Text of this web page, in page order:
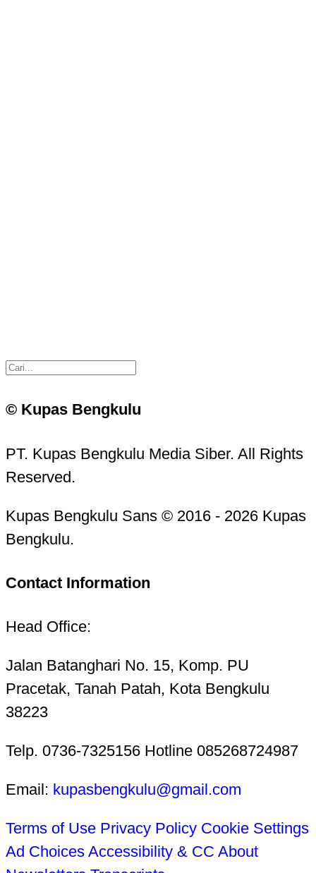
© Kupas Bengkulu
PT. Kupas Bengkulu Media Siber. All Rights
Reserved.
Kupas Bengkulu Sans © 2016 - 2026 Kupas
Bengkulu.
Contact Information
Head Office:
Jalan Batanghari No. 15, Komp. PU
Pracetak, Tanah Patah, Kota Bengkulu
38223
Telp. 0736-7325156 Hotline 085268724987
Email: kupasbengkulu@gmail.com
Terms of Use Privacy Policy Cookie Settings
Ad Choices Accessibility & CC About